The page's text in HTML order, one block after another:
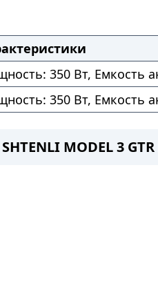
350 Вт, Емкость
350 Вт, Емкость
MODEL 3